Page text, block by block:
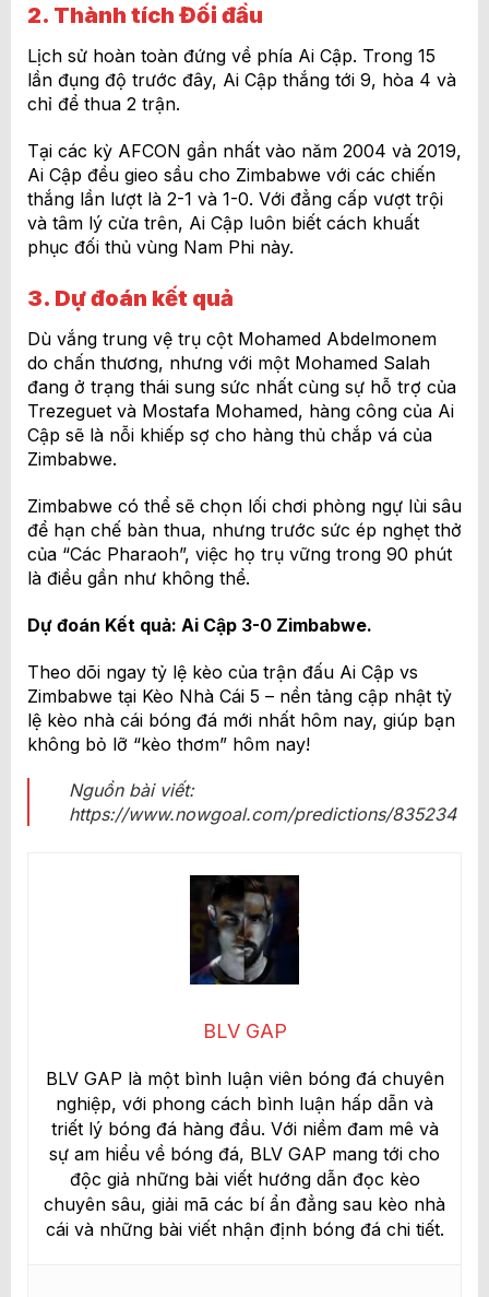
2. Thành tích Đối đầu
Lịch sử hoàn toàn đứng về phía Ai Cập. Trong 15
lần đụng độ trước đây, Ai Cập thắng tới 9, hòa 4 và
chỉ để thua 2 trận.
Tại các kỳ AFCON gần nhất vào năm 2004 và 2019,
Ai Cập đều gieo sầu cho Zimbabwe với các chiến
thắng lần lượt là 2-1 và 1-0. Với đẳng cấp vượt trội
và tâm lý cửa trên, Ai Cập luôn biết cách khuất
phục đối thủ vùng Nam Phi này.
3. Dự đoán kết quả
Dù vắng trung vệ trụ cột Mohamed Abdelmonem
do chấn thương, nhưng với một Mohamed Salah
đang ở trạng thái sung sức nhất cùng sự hỗ trợ của
Trezeguet và Mostafa Mohamed, hàng công của Ai
Cập sẽ là nỗi khiếp sợ cho hàng thủ chắp vá của
Zimbabwe.
Zimbabwe có thể sẽ chọn lối chơi phòng ngự lùi sâu
để hạn chế bàn thua, nhưng trước sức ép nghẹt thở
của “Các Pharaoh”, việc họ trụ vững trong 90 phút
là điều gần như không thể.
Dự đoán Kết quả: Ai Cập 3-0 Zimbabwe.
Theo dõi ngay tỷ lệ kèo của trận đấu Ai Cập vs
Zimbabwe tại Kèo Nhà Cái 5 – nền tảng cập nhật tỷ
lệ kèo nhà cái bóng đá mới nhất hôm nay, giúp bạn
không bỏ lỡ “kèo thơm” hôm nay!
Nguồn bài viết:
https://www.nowgoal.com/predictions/835234
BLV GAP
BLV GAP là một bình luận viên bóng đá chuyên
nghiệp, với phong cách bình luận hấp dẫn và
triết lý bóng đá hàng đầu. Với niềm đam mê và
sự am hiểu về bóng đá, BLV GAP mang tới cho
độc giả những bài viết hướng dẫn đọc kèo
chuyên sâu, giải mã các bí ẩn đẳng sau kèo nhà
cái và những bài viết nhận định bóng đá chi tiết.